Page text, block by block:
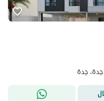
جدة